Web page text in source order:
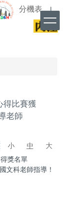
分機表 |
得比賽獲
老師
小 中
大
獎名單
文科老師指導！